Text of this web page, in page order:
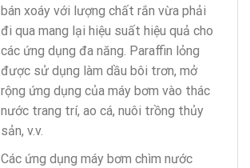
bán xoáy với lượng chất rắn vừa phải
đi qua mang lại hiệu suất hiệu quả cho
các ứng dụng đa năng. Paraffin lỏng
được sử dụng làm dầu bôi trơn, mở
rộng ứng dụng của máy bơm vào thác
nước trang trí, ao cá, nuôi trồng thủy
sản, v.v.
Các ứng dụng máy bơm chìm nước